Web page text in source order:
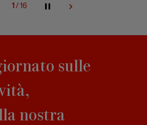
2 /16
sulle
nostra